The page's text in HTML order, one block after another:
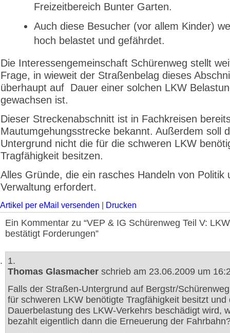
Freizeitbereich Bunter Garten.
Auch diese Besucher (vor allem Kinder)
hoch belastet und gefährdet.
Die Interessengemeinschaft Schürenweg stellt
Frage, in wieweit der Straßenbelag dieses
überhaupt auf Dauer einer solchen LKW
gewachsen ist.
Dieser Streckenabschnitt ist in Fachkreisen
Mautumgehungsstrecke bekannt. Außerdem soll
Untergrund nicht die für die schweren LKW
Tragfähigkeit besitzen.
Alles Gründe, die ein rasches Handeln von Politik
Verwaltung erfordert.
Artikel per eMail versenden Drucken
Ein Kommentar zu “VEP & IG Schürenweg Teil V:
bestätigt Forderungen”
1.
Thomas Glasmacher schrieb am 23.06.2009 um
Falls der Straßen-Untergrund auf Bergstr/
für schweren LKW benötigte Tragfähigkeit besitzt und
Dauerbelastung des LKW-Verkehrs beschädigt wird,
bezahlt eigentlich dann die Erneuerung der